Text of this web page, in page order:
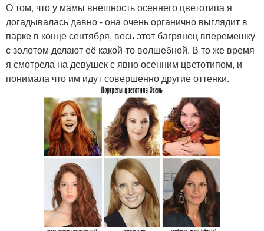
О том, что у мамы внешность осеннего цветотипа я
догадывалась давно - она очень органично выглядит в
парке в конце сентября, весь этот багрянец вперемешку
с золотом делают её какой-то волшебной. В то же время
я смотрела на девушек с явно осенним цветотипом, и
понимала что им идут совершенно другие оттенки.